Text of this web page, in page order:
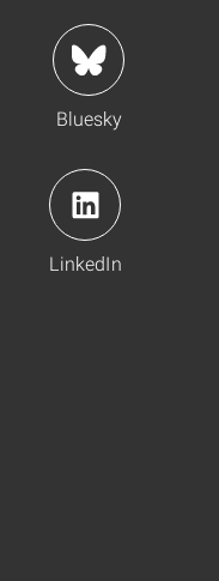
Bluesky
LinkedIn